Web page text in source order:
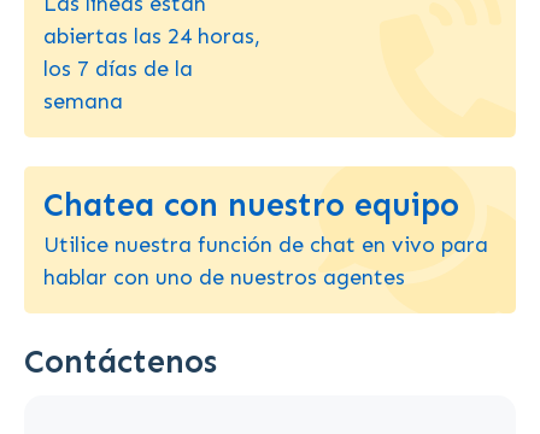
abiertas las 24 horas,
los 7 días de la
semana
Chatea con nuestro equipo
Utilice nuestra función de chat en vivo para
hablar con uno de nuestros agentes
Contáctenos